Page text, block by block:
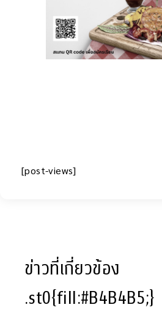
[post-views]
ข่าวที่เกี่ยวข้อง
.st0{fill:#B4B4B5;}